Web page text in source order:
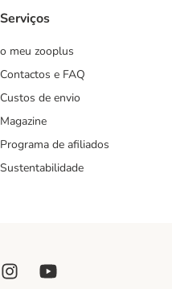
Serviços
o meu zooplus
Contactos e FAQ
Custos de envio
Magazine
Programa de afiliados
Sustentabilidade